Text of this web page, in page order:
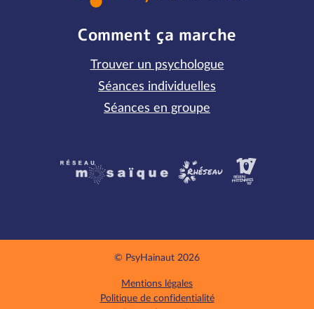
Comment ça marche
Trouver un psychologue
Séances individuelles
Séances en groupe
Partenaires
© PsyHainaut 2026
Mentions légales
Politique de confidentialité